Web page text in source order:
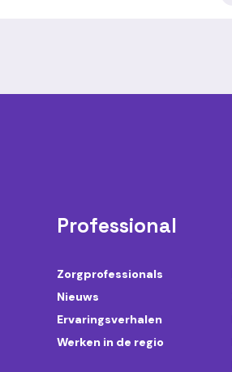
Professional
Zorgprofessionals
Nieuws
Ervaringsverhalen
Werken in de regio